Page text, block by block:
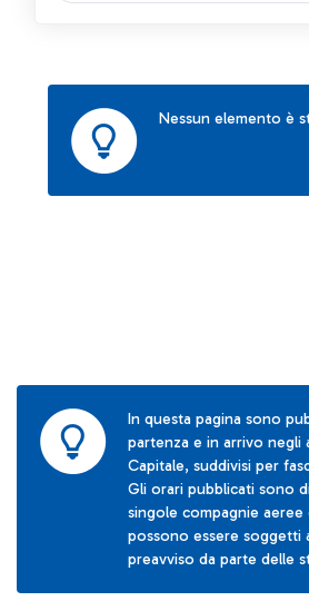
Nessun elemento è
In questa pagina sono
partenza e in arrivo negli
Capitale, suddivisi per
Gli orari pubblicati sono
singole compagnie
possono essere soggetti
preavviso da parte delle